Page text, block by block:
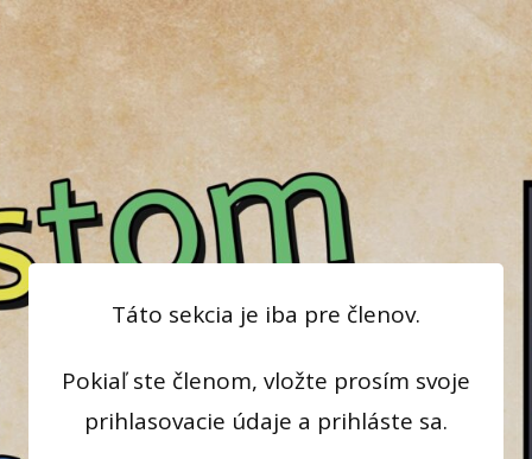
Táto sekcia je iba pre členov.
Pokiaľ ste členom, vložte prosím svoje
prihlasovacie údaje a prihláste sa.